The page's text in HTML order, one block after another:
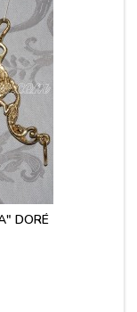
DORÉ